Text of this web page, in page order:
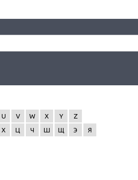
U V W X Y
Z
Х Ц Ч Ш Щ Э
Я